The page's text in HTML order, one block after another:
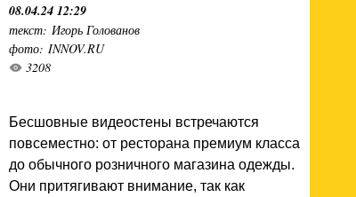
08.04.24 12:29
текст: Игорь Голованов
фото: INNOV.RU
3208
Бесшовные видеостены встречаются
повсеместно: от ресторана премиум класса
до обычного розничного магазина одежды.
Они притягивают внимание, так как